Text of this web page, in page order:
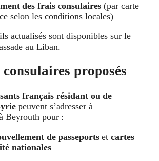
des frais consulaires (par carte
selon les conditions locales)
actualisés sont disponibles sur le
au Liban.
consulaires proposés
français résidant ou de
peuvent s’adresser à
Beyrouth pour :
de passeports et cartes
nationales